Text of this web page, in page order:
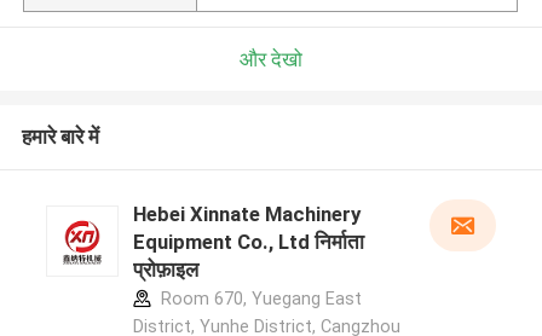
और देखो
हमारे बारे में
Hebei Xinnate Machinery
Equipment Co., Ltd निर्माता
प्रोफ़ाइल
Room 670, Yuegang East
District, Yunhe District, Cangzhou